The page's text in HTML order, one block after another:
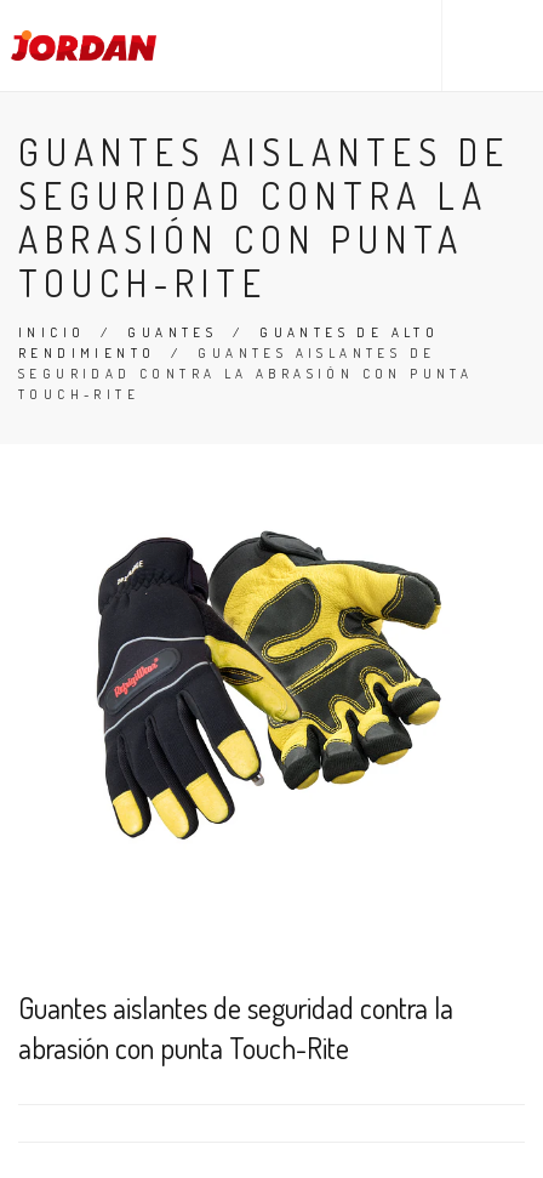
GUANTES AISLANTES DE
SEGURIDAD CONTRA LA
ABRASIÓN CON PUNTA
TOUCH-RITE
INICIO / GUANTES / GUANTES DE ALTO
RENDIMIENTO
/ GUANTES AISLANTES DE
SEGURIDAD CONTRA LA ABRASIÓN CON PUNTA
TOUCH-RITE
Guantes aislantes de seguridad contra la
abrasión con punta Touch-Rite